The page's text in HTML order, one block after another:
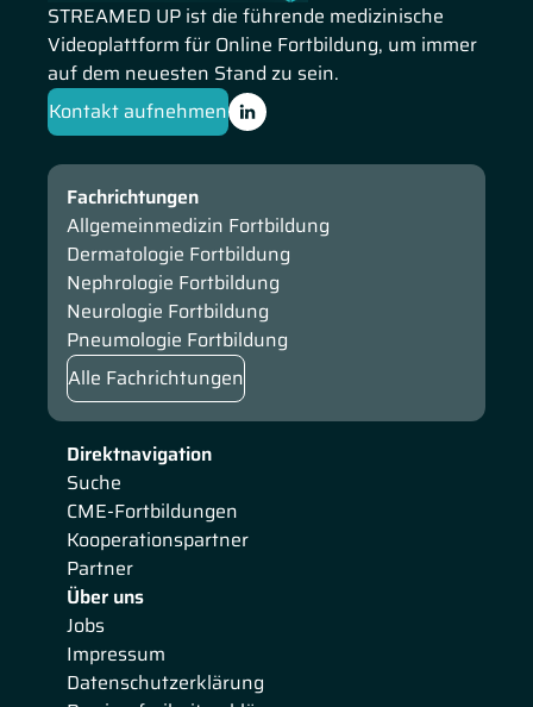
STREAMED UP ist die führende medizinische
Videoplattform für Online Fortbildung, um immer
auf dem neuesten Stand zu sein.
Kontakt aufnehmen
Direktnavigation
Suche
CME-Fortbildungen
Kooperationspartner
Partner
Über uns
Jobs
Impressum
Datenschutzerklärung
Fachrichtungen
Allgemeinmedizin Fortbildung
Dermatologie Fortbildung
Nephrologie Fortbildung
Neurologie Fortbildung
Pneumologie Fortbildung
Alle Fachrichtungen